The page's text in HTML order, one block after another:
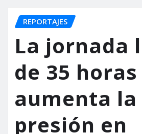
REPORTAJES
La jornada
de 35 horas
aumenta la
presión en